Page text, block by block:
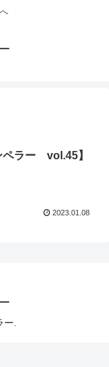
ペラー vol.45】
2023.01.08
.